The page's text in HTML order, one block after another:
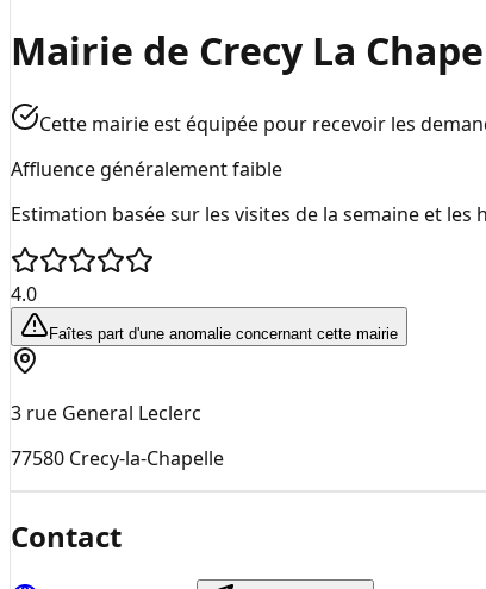
Mairie de Crecy La
Cette mairie est équipée pour recevoir les
Affluence généralement faible
Estimation basée sur les visites de la semaine et
4.0
Faîtes part d'une anomalie concernant cette mairie
3 rue General Leclerc
77580 Crecy-la-Chapelle
Contact